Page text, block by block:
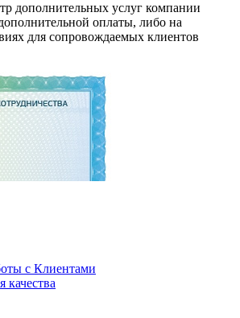
дополнительных услуг компании
оплаты, либо на
для сопровождаемых клиентов
с Клиентами
качества